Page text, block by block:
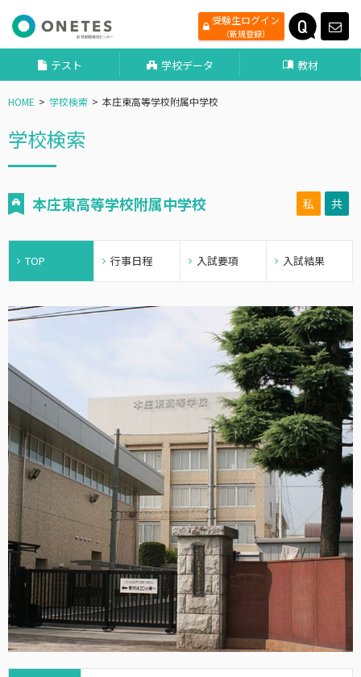
受験生ログイン
（新規登録）
テスト 学校データ 教材
HOME 学校検索 本庄東高等学校附属中学校
学校検索
本庄東高等学校附属中学校 私 共
TOP 行事日程 入試要項 入試結果